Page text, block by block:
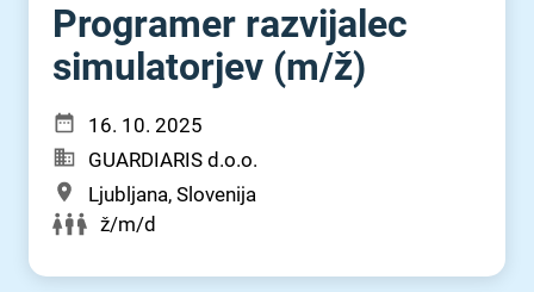
Programer razvijalec
simulatorjev (m⁠/⁠ž)
16. 10. 2025
GUARDIARIS d.o.o.
Ljubljana, Slovenija
ž/m/d